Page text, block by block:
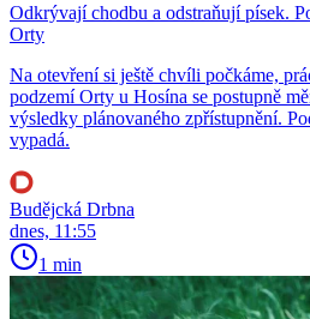
Odkrývají chodbu a odstraňují písek.
Orty
Na otevření si ještě chvíli počkáme,
podzemí Orty u Hosína se postupně
výsledky plánovaného zpřístupnění.
vypadá.
Budějcká Drbna
dnes, 11:55
1 min